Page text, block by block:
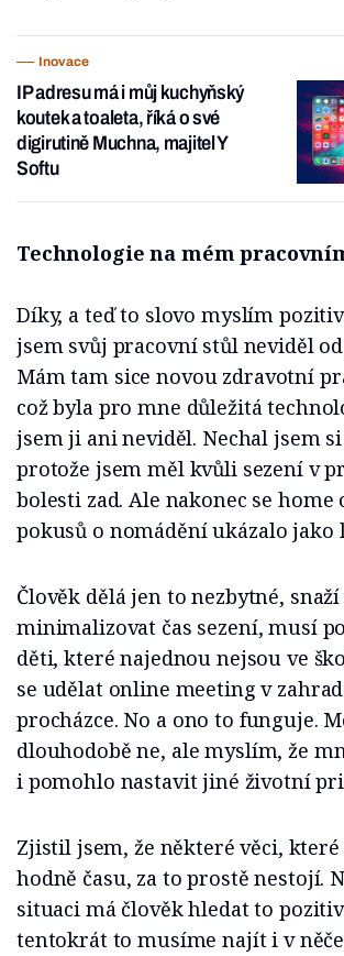
Inovace
IP adresu má i můj kuchyňský
koutek a toaleta, říká o své
digirutině Muchna, majitel Y
Softu
Technologie na mém
Díky, a teď to slovo myslím
jsem svůj pracovní stůl neviděl
Mám tam sice novou zdravotní
což byla pro mne důležitá
jsem ji ani neviděl. Nechal jsem
protože jsem měl kvůli sezení v
bolesti zad. Ale nakonec se home
pokusů o nomádění ukázalo jako
Člověk dělá jen to nezbytné, snaží
minimalizovat čas sezení, musí
děti, které najednou nejsou ve
se udělat online meeting v
procházce. No a ono to funguje.
dlouhodobě ne, ale myslím, že
i pomohlo nastavit jiné životní
Zjistil jsem, že některé věci,
hodně času, za to prostě nestojí.
situaci má člověk hledat to
tentokrát to musíme najít i v